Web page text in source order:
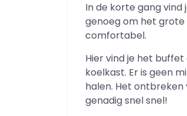
In de korte gang vind
genoeg om het
comfortabel.
Hier vind je het
koelkast. Er is geen
halen. Het
genadig snel snel!